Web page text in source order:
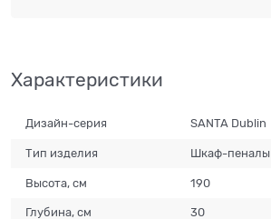
Характеристики
Дизайн-серия SANTA Dublin
Тип изделия Шкаф-пеналы
Высота, см 190
Глубина, см 30